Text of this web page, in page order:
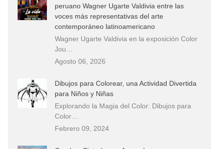
peruano Wagner Ugarte Valdivia entre las
voces más representativas del arte
contemporáneo latinoamericano
Wagner Ugarte Valdivia en la exposición Color
Jou…
Agosto 06, 2026
Dibujos para Colorear, una Actividad Divertida
para Niños y Niñas
Explorando la Magia del Color: Dibujos para
Color…
Febrero 09, 2024